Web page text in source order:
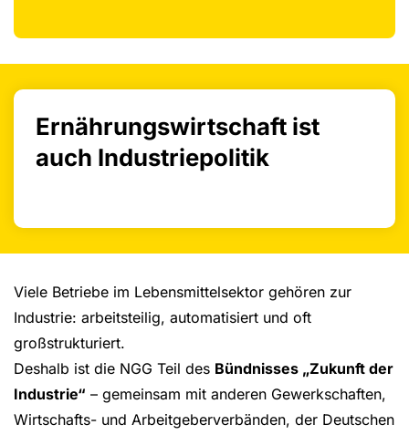
Ernährungswirtschaft ist
auch Industriepolitik
Viele Betriebe im Lebensmittelsektor gehören zur
Industrie: arbeitsteilig, automatisiert und oft
großstrukturiert.
Deshalb ist die NGG Teil des Bündnisses „Zukunft der
Industrie“ – gemeinsam mit anderen Gewerkschaften,
Wirtschafts- und Arbeitgeberverbänden, der Deutschen